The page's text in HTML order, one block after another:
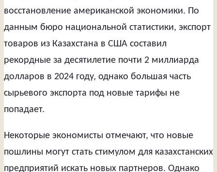
восстановление американской экономики. По
данным бюро национальной статистики, экспорт
товаров из Казахстана в США составил
рекордные за десятилетие почти 2 миллиарда
долларов в 2024 году, однако большая часть
сырьевого экспорта под новые тарифы не
попадает.
Некоторые экономисты отмечают, что новые
пошлины могут стать стимулом для казахстанских
предприятий искать новых партнеров. Однако